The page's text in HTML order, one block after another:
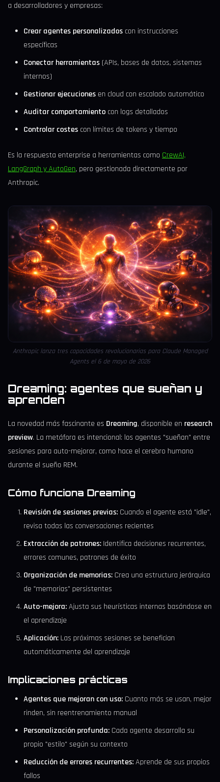
a desarrolladores y empresas:
Crear agentes personalizados con instrucciones
específicas
Conectar herramientas (APIs, bases de datos, sistemas
internos)
Gestionar ejecuciones en cloud con escalado automático
Auditar comportamiento con logs detallados
Controlar costes con límites de tokens y tiempo
Es la respuesta enterprise a herramientas como CrewAI,
LangGraph y AutoGen, pero gestionada directamente por
Anthropic.
Anthropic lanza tres capacidades revolucionarias para Claude Managed
Agents el 6 de mayo de 2026
Dreaming: agentes que sueñan y
aprenden
La novedad más fascinante es Dreaming, disponible en research
preview. La metáfora es intencional: los agentes "sueñan" entre
sesiones para auto-mejorar, como hace el cerebro humano
durante el sueño REM.
Cómo funciona Dreaming
Revisión de sesiones previas: Cuando el agente está "idle",
revisa todas las conversaciones recientes
Extracción de patrones: Identifica decisiones recurrentes,
errores comunes, patrones de éxito
Organización de memorias: Crea una estructura jerárquica
de "memorias" persistentes
Auto-mejora:Ajusta sus heurísticas internas basándose en
el aprendizaje
Aplicación: Las próximas sesiones se benefician
automáticamente del aprendizaje
Implicaciones prácticas
Agentes que mejoran con uso: Cuanto más se usan, mejor
rinden, sin reentrenamiento manual
Personalización profunda: Cada agente desarrolla su
propio "estilo" según su contexto
Reducción de errores recurrentes:Aprende de sus propios
fallos